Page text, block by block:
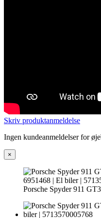
Skriv produktanmeldelse
Ingen kundeanmeldelser for
×
Porsche Spyder 911